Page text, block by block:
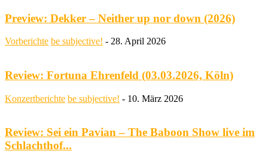
Preview: Dekker – Neither up nor down (2026)
Vorberichte be subjective! - 28. April 2026
Review: Fortuna Ehrenfeld (03.03.2026, Köln)
Konzertberichte be subjective! - 10. März 2026
Review: Sei ein Pavian – The Baboon Show live im
Schlachthof...